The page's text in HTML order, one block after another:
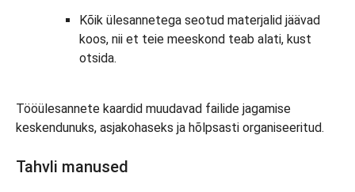
Kõik ülesannetega seotud materjalid jäävad
koos, nii et teie meeskond teab alati, kust
otsida.
Tööülesannete kaardid muudavad failide jagamise
keskendunuks, asjakohaseks ja hõlpsasti organiseeritud.
Tahvli manused